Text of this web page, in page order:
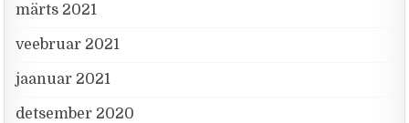
märts 2021
veebruar 2021
jaanuar 2021
detsember 2020